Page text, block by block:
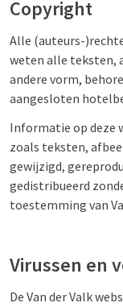
Copyright
Alle (auteurs-
weten alle teksten,
andere vorm,
aangesloten
Informatie op deze
zoals teksten,
gewijzigd,
gedistribueerd
toestemming van
Virussen en
De Van der Valk